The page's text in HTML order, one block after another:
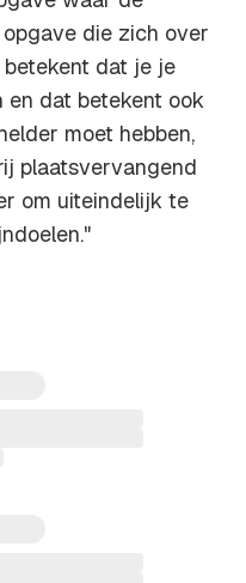
die zich over
dat je je
en dat betekent ook
moet hebben,
plaatsvervangend
om uiteindelijk te